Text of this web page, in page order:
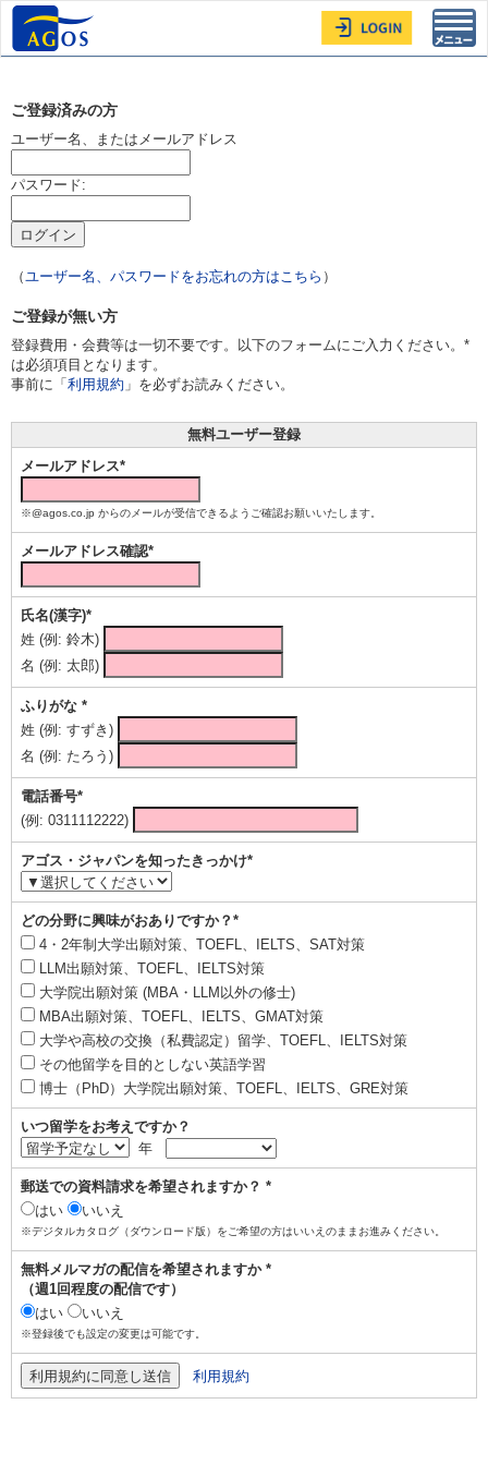
ご登録済みの方
ユーザー名、またはメールアドレス
パスワード:
（ユーザー名、パスワードをお忘れの方はこちら ）
ご登録が無い方
登録費用・会費等は一切不要です。以下のフォームにご入力ください。*
は必須項目となります。
事前に「 利用規約 」を必ずお読みください。
無料ユーザー登録
メールアドレス*
※@agos.co.jp からのメールが受信できるようご確認お願いいたします。
メールアドレス確認*
氏名(漢字)*
姓 (例: 鈴木)
名 (例: 太郎)
ふりがな *
姓 (例: すずき)
名 (例: たろう)
電話番号*
(例: 0311112222)
アゴス・ジャパンを知ったきっかけ*
どの分野に興味がおありですか？*
4・2年制大学出願対策、TOEFL、IELTS、SAT対策
LLM出願対策、TOEFL、IELTS対策
大学院出願対策 (MBA・LLM以外の修士)
MBA出願対策、TOEFL、IELTS、GMAT対策
大学や高校の交換（私費認定）留学、TOEFL、IELTS対策
その他留学を目的としない英語学習
博士（PhD）大学院出願対策、TOEFL、IELTS、GRE対策
いつ留学をお考えですか？
年
郵送での資料請求を希望されますか？ *
はい
いいえ
※デジタルカタログ（ダウンロード版）をご希望の方はいいえのままお進みください。
無料メルマガの配信を希望されますか *
（週1回程度の配信です）
はい
いいえ
※登録後でも設定の変更は可能です。
利用規約